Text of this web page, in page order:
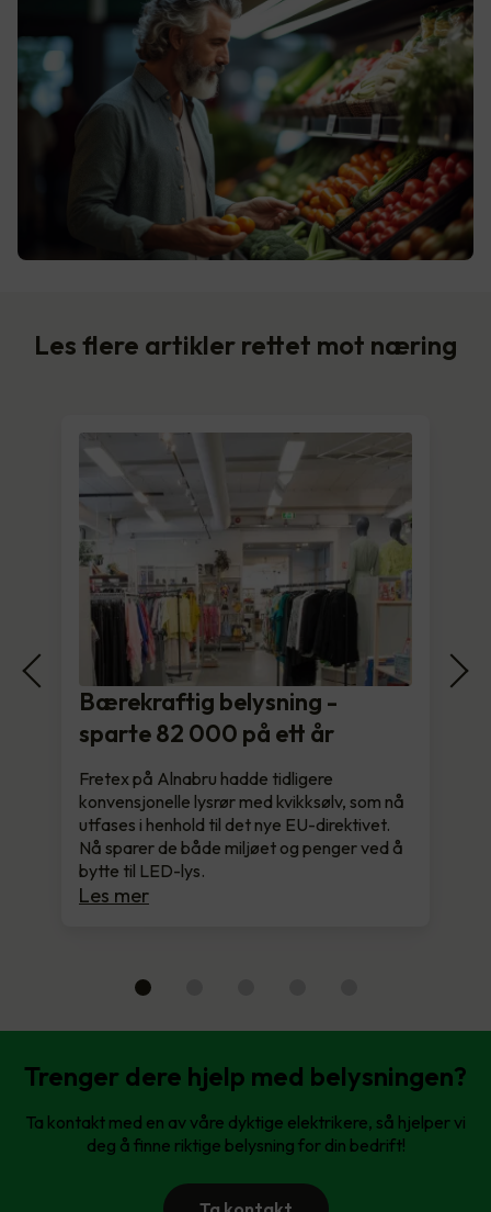
Les flere artikler rettet mot næring
Bærekraftig belysning -
sparte 82 000 på ett år
Fretex på Alnabru hadde tidligere
konvensjonelle lysrør med kvikksølv, som nå
utfases i henhold til det nye EU-direktivet.
Nå sparer de både miljøet og penger ved å
bytte til LED-lys.
Les mer
Trenger dere hjelp med belysningen?
Ta kontakt med en av våre dyktige elektrikere, så hjelper vi
deg å finne riktige belysning for din bedrift!